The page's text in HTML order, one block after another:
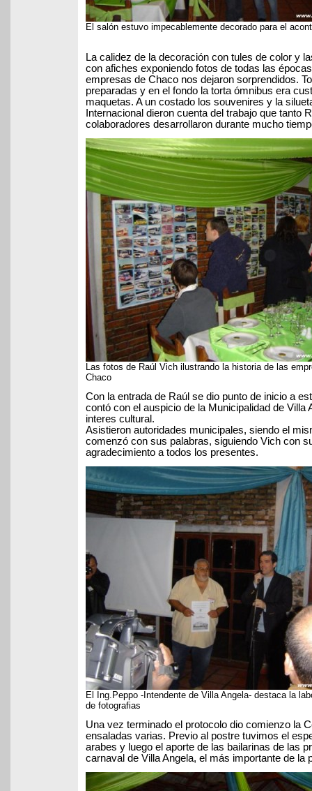
El salón estuvo impecablemente decorado para el
La calidez de la decoración con tules de color y
con afiches exponiendo fotos de todas las
empresas de Chaco nos dejaron sorprendidos.
preparadas y en el fondo la torta ómnibus era
maquetas. A un costado los souvenires y la
Internacional dieron cuenta del trabajo que tanto
colaboradores desarrollaron durante mucho
Las fotos de Raúl Vich ilustrando la historia de las
Chaco
Con la entrada de Raúl se dio punto de inicio a
contó con el auspicio de la Municipalidad de Villa
interes cultural.
Asistieron autoridades municipales, siendo el
comenzó con sus palabras, siguiendo Vich con
agradecimiento a todos los presentes.
El Ing.Peppo -Intendente de Villa Angela- destaca la
de fotografias
Una vez terminado el protocolo dio comienzo la
ensaladas varias. Previo al postre tuvimos el
arabes y luego el aporte de las bailarinas de las
carnaval de Villa Angela, el más importante de la